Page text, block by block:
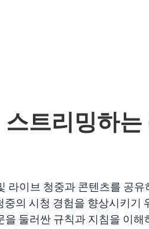
트리밍하는
이브 청중과 콘텐츠를 공
의 시청 경험을 향상시키기
둘러싼 규칙과 지침을 이